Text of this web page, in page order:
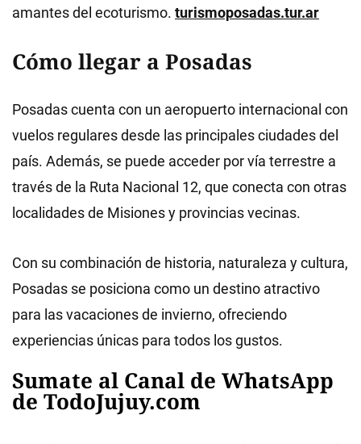
amantes del ecoturismo. turismoposadas.tur.ar
Cómo llegar a Posadas
Posadas cuenta con un aeropuerto internacional con
vuelos regulares desde las principales ciudades del
país. Además, se puede acceder por vía terrestre a
través de la Ruta Nacional 12, que conecta con otras
localidades de Misiones y provincias vecinas.
Con su combinación de historia, naturaleza y cultura,
Posadas se posiciona como un destino atractivo
para las vacaciones de invierno, ofreciendo
experiencias únicas para todos los gustos.
Sumate al Canal de WhatsApp
de TodoJujuy.com